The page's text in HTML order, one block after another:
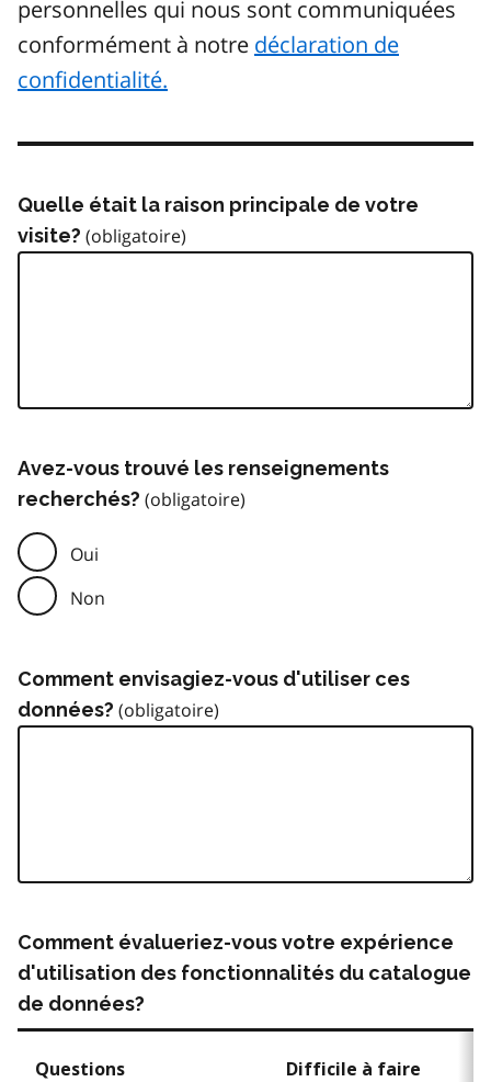
personnelles qui nous sont communiquées
conformément à notre déclaration de
confidentialité.
Quelle était la raison principale de votre
visite?
Avez-vous trouvé les renseignements
recherchés?
Oui
Non
Comment envisagiez-vous d'utiliser ces
données?
Comment évalueriez-vous votre expérience
d'utilisation des fonctionnalités du catalogue
de données?
Questions Difficile à faire